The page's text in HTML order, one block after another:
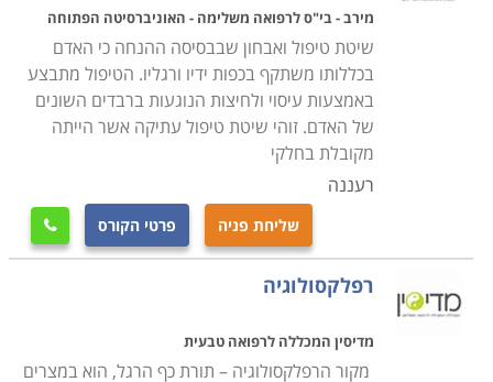
ארגז הכלים המקצועי שלהם ולצרף שיטות טיפול נוספות
שאותן יוכלו להציע למטופלים שלהם (תומכות לידה, מטפלים
בדיקור, רופאים ואחיות ועוד), וכן מתעניינים המבקשים
ללמוד את הנושא לצורך הסבת מקצוע או העשרה אישית.
קורסים אלו מתקיימים במתכונות שונות, החל ממסלולי לימוד
בסיסיים על פני שנה אחת, דרך מסלולים דו שנתיים וכלה
בקורסים מעמיקים בתחום זה הנמשכים מספר שנים. בין
התכנים הנלמדים בלימודי רפלקסולוגיה ניתן למצוא קורסים
כלליים העוסקים בגוף האדם כגון אנטומיה, פיזיולוגיה,
פתולוגיה, פרמקולוגיה, בדיקות מעבדה, עזרה ראשונה,
בדיקות קונבנציונאליות ועוד. מעבר לנושאים אלו לומדים
מירב - בי"ס לרפואה משלימה - האוניברסיטה הפתוחה
שיטת טיפול ואבחון שבבסיסה ההנחה כי האדם
בכללותו משתקף בכפות ידיו ורגליו. הטיפול מתבצע
באמצעות עיסוי ולחיצות הנוגעות ברבדים השונים
של האדם. זוהי שיטת טיפול עתיקה אשר הייתה
מקובלת בחלקי
רעננה
שליחת פניה פרטי הקורס 
רפלקסולוגיה
מדיסין המכללה לרפואה טבעית
מקור הרפלקסולוגיה – תורת כף הרגל, הוא במצרים